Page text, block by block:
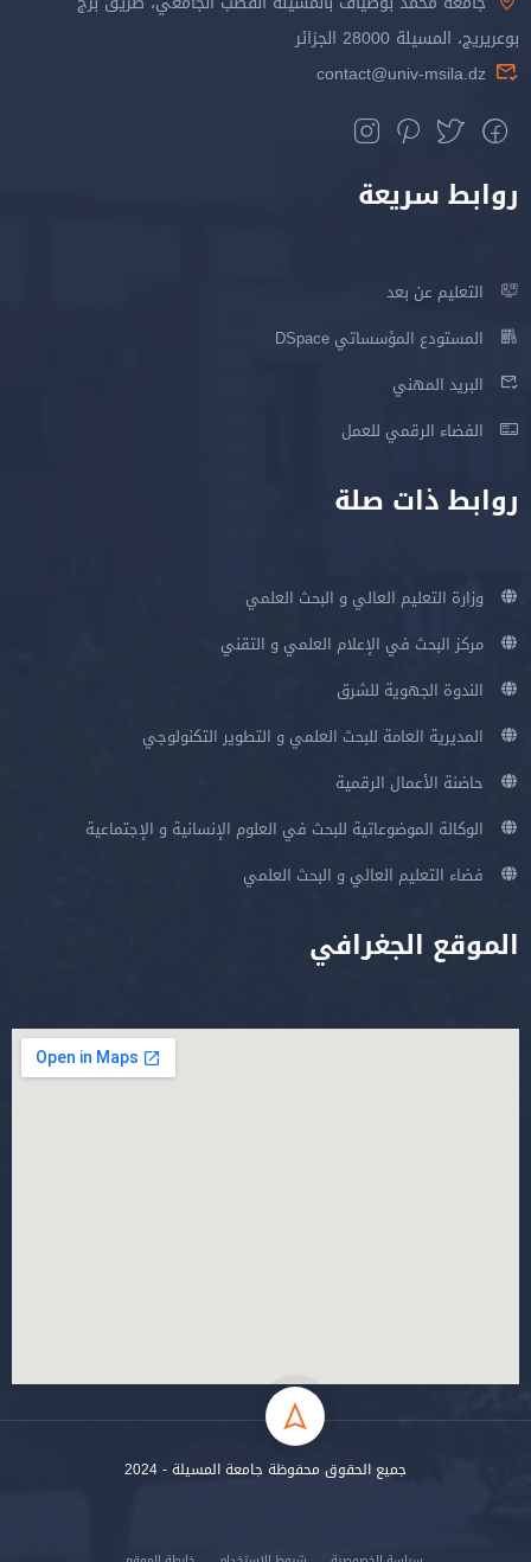
بوعريريج، المسيلة 28000 الجزائر
contact@univ-msila.dz
روابط سريعة
التعليم عن بعد
المستودع المؤسساتي DSpace
البريد المهني
الفضاء الرقمي للعمل
روابط ذات صلة
وزارة التعليم العالي و البحث العلمي
مركز البحث في الإعلام العلمي و التقني
الندوة الجهوية للشرق
المديرية العامة للبحث العلمي و التطوير التكنولوجي
حاضنة الأعمال الرقمية
الوكالة الموضوعاتية للبحث في العلوم الإنسانية و الإجتماعية
فضاء التعليم العالي و البحث العلمي
الموقع الجغرافي
جميع الحقوق محفوظة جامعة المسيلة - 2024